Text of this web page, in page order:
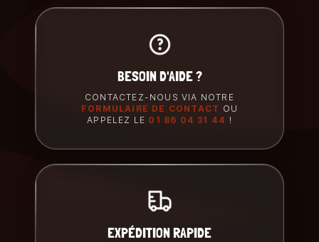
BESOIN D'AIDE ?
CONTACTEZ-NOUS VIA NOTRE
FORMULAIRE DE CONTACT OU
APPELEZ LE 01 86 04 31 44 !
EXPÉDITION RAPIDE